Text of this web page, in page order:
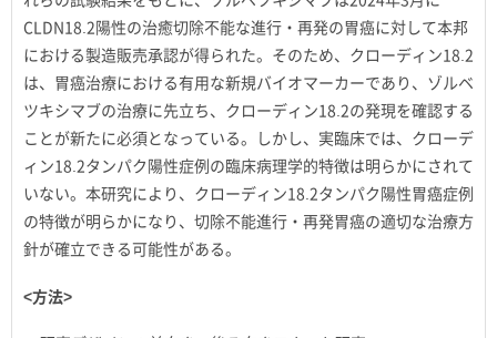
CLDN18.2陽性の治癒切除不能な進行・再発の胃癌に対して本邦
における製造販売承認が得られた。そのため、クローディン18.2
は、胃癌治療における有用な新規バイオマーカーであり、ゾルベ
ツキシマブの治療に先立ち、クローディン18.2の発現を確認する
ことが新たに必須となっている。しかし、実臨床では、クローデ
ィン18.2タンパク陽性症例の臨床病理学的特徴は明らかにされて
いない。本研究により、クローディン18.2タンパク陽性胃癌症例
の特徴が明らかになり、切除不能進行・再発胃癌の適切な治療方
針が確立できる可能性がある。
<方法>